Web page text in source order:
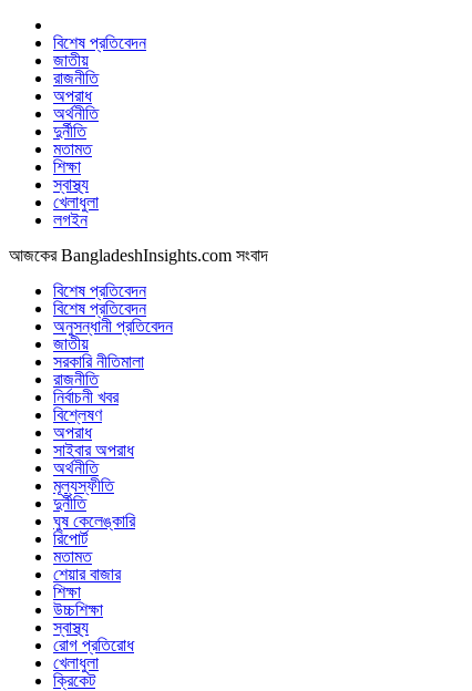
বিশেষ প্রতিবেদন
জাতীয়
রাজনীতি
অপরাধ
অর্থনীতি
দুর্নীতি
মতামত
শিক্ষা
স্বাস্থ্য
খেলাধুলা
লগইন
আজকের BangladeshInsights.com সংবাদ
বিশেষ প্রতিবেদন
বিশেষ প্রতিবেদন
অনুসন্ধানী প্রতিবেদন
জাতীয়
সরকারি নীতিমালা
রাজনীতি
নির্বাচনী খবর
বিশ্লেষণ
অপরাধ
সাইবার অপরাধ
অর্থনীতি
মূল্যস্ফীতি
দুর্নীতি
ঘুষ কেলেঙ্কারি
রিপোর্ট
মতামত
শেয়ার বাজার
শিক্ষা
উচ্চশিক্ষা
স্বাস্থ্য
রোগ প্রতিরোধ
খেলাধুলা
ক্রিকেট